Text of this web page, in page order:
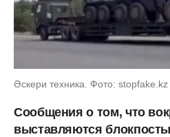
Әскери техника. Фото: stopfake.kz
Сообщения о том, что
выставляются